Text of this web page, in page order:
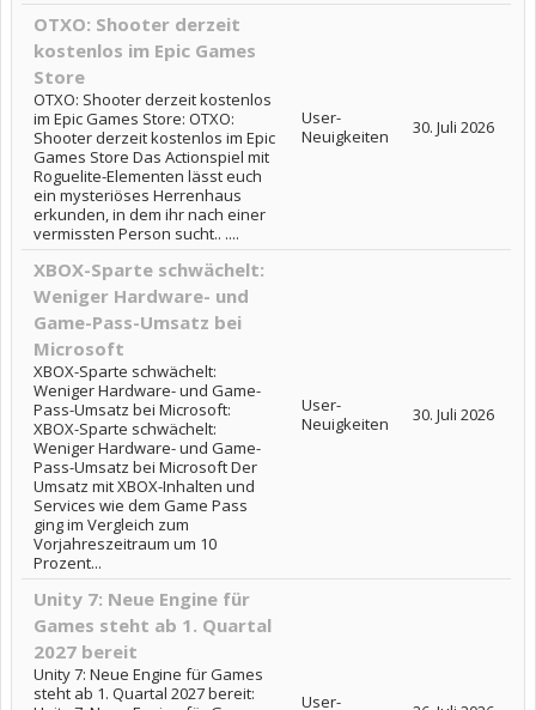
OTXO: Shooter derzeit
kostenlos im Epic Games
Store
OTXO: Shooter derzeit kostenlos
im Epic Games Store: OTXO:
Shooter derzeit kostenlos im Epic
Games Store Das Actionspiel mit
Roguelite-Elementen lässt euch
ein mysteriöses Herrenhaus
erkunden, in dem ihr nach einer
vermissten Person sucht.. ....
User-
Neuigkeiten
30. Juli 2026
XBOX-Sparte schwächelt:
Weniger Hardware- und
Game-Pass-Umsatz bei
Microsoft
XBOX-Sparte schwächelt:
Weniger Hardware- und Game-
Pass-Umsatz bei Microsoft:
XBOX-Sparte schwächelt:
Weniger Hardware- und Game-
Pass-Umsatz bei Microsoft Der
Umsatz mit XBOX-Inhalten und
Services wie dem Game Pass
ging im Vergleich zum
Vorjahreszeitraum um 10
Prozent...
User-
Neuigkeiten
30. Juli 2026
Unity 7: Neue Engine für
Games steht ab 1. Quartal
2027 bereit
Unity 7: Neue Engine für Games
steht ab 1. Quartal 2027 bereit:
User-